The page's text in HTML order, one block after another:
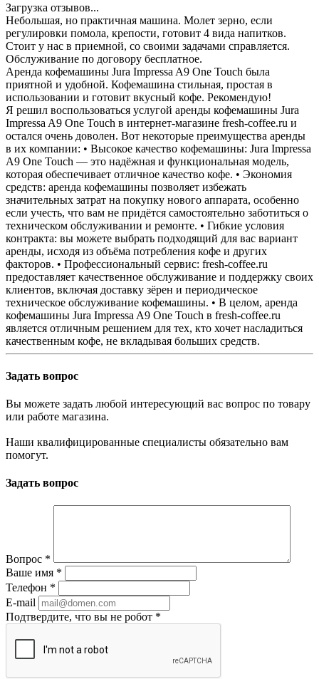
Загрузка отзывов...
Небольшая, но практичная машина. Молет зерно, если
регулировки помола, крепости, готовит 4 вида напитков.
Стоит у нас в приемной, со своими задачами справляется.
Обслуживание по договору бесплатное.
Аренда кофемашины Jura Impressa A9 One Touch была
приятной и удобной. Кофемашина стильная, простая в
использовании и готовит вкусный кофе. Рекомендую!
Я решил воспользоваться услугой аренды кофемашины Jura
Impressa A9 One Touch в интернет-магазине fresh-coffee.ru и
остался очень доволен. Вот некоторые преимущества аренды
в их компании: • Высокое качество кофемашины: Jura Impressa
A9 One Touch — это надёжная и функциональная модель,
которая обеспечивает отличное качество кофе. • Экономия
средств: аренда кофемашины позволяет избежать
значительных затрат на покупку нового аппарата, особенно
если учесть, что вам не придётся самостоятельно заботиться о
техническом обслуживании и ремонте. • Гибкие условия
контракта: вы можете выбрать подходящий для вас вариант
аренды, исходя из объёма потребления кофе и других
факторов. • Профессиональный сервис: fresh-coffee.ru
предоставляет качественное обслуживание и поддержку своих
клиентов, включая доставку зёрен и периодическое
техническое обслуживание кофемашины. • В целом, аренда
кофемашины Jura Impressa A9 One Touch в fresh-coffee.ru
является отличным решением для тех, кто хочет насладиться
качественным кофе, не вкладывая больших средств.
Задать вопрос
Вы можете задать любой интересующий вас вопрос по товару
или работе магазина.
Наши квалифицированные специалисты обязательно вам
помогут.
Задать вопрос
Вопрос *
Ваше имя *
Телефон *
E-mail
Подтвердите, что вы не робот *